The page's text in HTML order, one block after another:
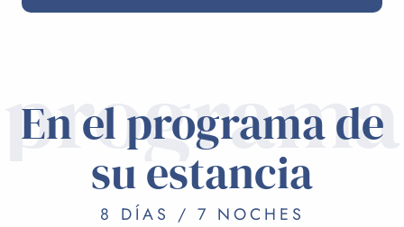
programa
En el programa de
su estancia
8 DÍAS / 7 NOCHES